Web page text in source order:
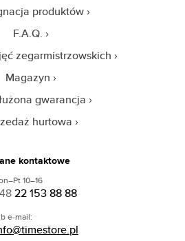
produktów
F.A.Q.
zegarmistrzowskich
Magazyn
gwarancja
hurtowa
kontaktowe
10–16
22 153 88 88
e-mail: